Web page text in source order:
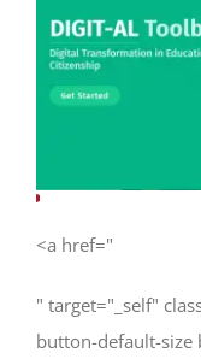
Chi siamo
<a href="
" target="_self"
button-default-